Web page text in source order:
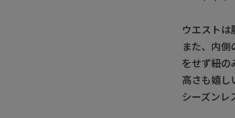
ウエストは
また、内
をせず紐の
高さも嬉し
シーズンレ